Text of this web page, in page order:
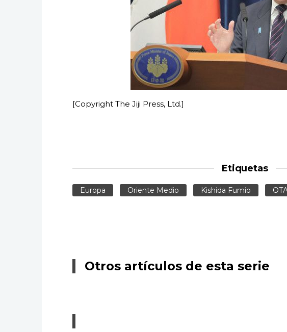
[Copyright The Jiji Press, Ltd.]
Etiquetas
Europa Oriente Medio Kishida Fumio
Otros artículos de esta serie